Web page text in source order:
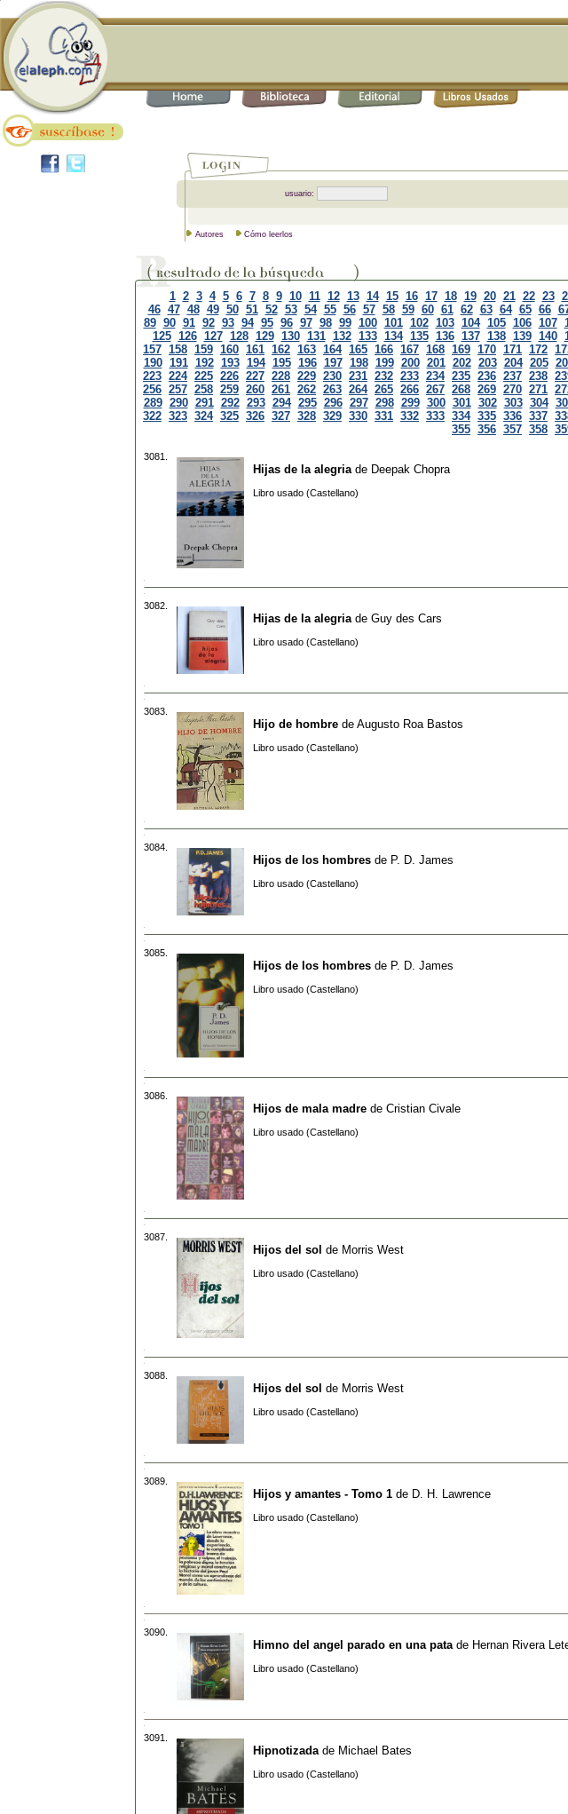
usuario:
Autores Cómo leerlos
1 2 3 4 5 6 7 8 9 10 11 12 13 14 15 16 17 18 19 20 21 22 23
46 47 48 49 50 51 52 53 54 55 56 57 58 59 60 61 62 63 64 65 66
89 90 91 92 93 94 95 96 97 98 99 100 101 102 103 104 105 106 107
125 126 127 128 129 130 131 132 133 134 135 136 137 138 139 140
157 158 159 160 161 162 163 164 165 166 167 168 169 170 171 172
190 191 192 193 194 195 196 197 198 199 200 201 202 203 204 205
223 224 225 226 227 228 229 230 231 232 233 234 235 236 237 238
256 257 258 259 260 261 262 263 264 265 266 267 268 269 270 271
289 290 291 292 293 294 295 296 297 298 299 300 301 302 303 304
322 323 324 325 326 327 328 329 330 331 332 333 334 335 336 337
355 356 357 358
3081.
Hijas de la alegria de Deepak Chopra
Libro usado (Castellano)
3082.
Hijas de la alegria de Guy des Cars
Libro usado (Castellano)
3083.
Hijo de hombre de Augusto Roa Bastos
Libro usado (Castellano)
3084.
Hijos de los hombres de P. D. James
Libro usado (Castellano)
3085.
Hijos de los hombres de P. D. James
Libro usado (Castellano)
3086.
Hijos de mala madre de Cristian Civale
Libro usado (Castellano)
3087.
Hijos del sol de Morris West
Libro usado (Castellano)
3088.
Hijos del sol de Morris West
Libro usado (Castellano)
3089.
Hijos y amantes - Tomo 1 de D. H. Lawrence
Libro usado (Castellano)
3090.
Himno del angel parado en una pata de Hernan Rivera
Libro usado (Castellano)
3091.
Hipnotizada de Michael Bates
Libro usado (Castellano)